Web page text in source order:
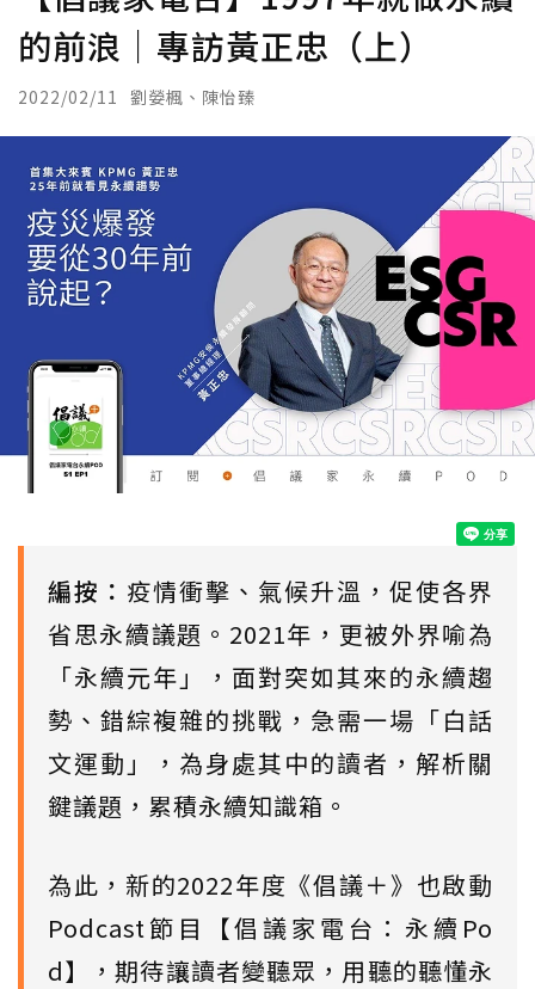
的前浪│專訪黃正忠（上）
2022/02/11 劉嫈楓、陳怡臻
編按： 疫情衝擊、氣候升溫，促使各界
省思永續議題。2021年，更被外界喻為
「永續元年」，面對突如其來的永續趨
勢、錯綜複雜的挑戰，急需一場「白話
文運動」，為身處其中的讀者，解析關
鍵議題，累積永續知識箱。
為此，新的2022年度《倡議＋》也啟動
Podcast節目【倡議家電台：永續Po
d】，期待讓讀者變聽眾，用聽的聽懂永